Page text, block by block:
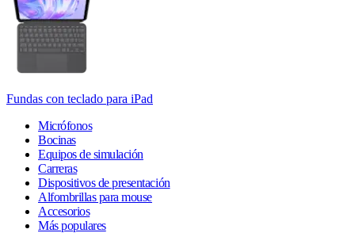
Fundas con teclado para iPad
Micrófonos
Bocinas
Equipos de simulación
Carreras
Dispositivos de presentación
Alfombrillas para mouse
Accesorios
Más populares